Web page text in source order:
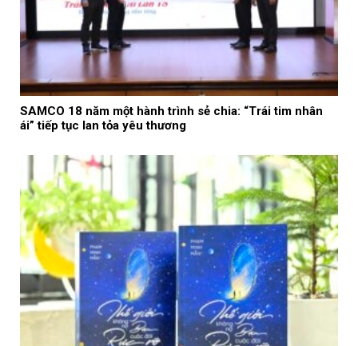
SAMCO 18 năm một hành trình sẻ chia: “Trái tim nhân
ái” tiếp tục lan tỏa yêu thương